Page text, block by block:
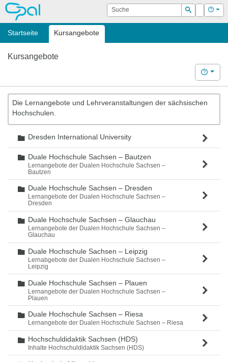
OPAL Suche
Suchen
Login Hilfe
Startseite Kursangebote
Kursangebote
Hilfe
Die Lernangebote und Lehrveranstaltungen der sächsischen
Hochschulen.
Ordner
Dresden International University
Ordner
Duale Hochschule Sachsen – Bautzen
Lernangebote der Dualen Hochschule Sachsen –
Bautzen
Ordner
Duale Hochschule Sachsen – Dresden
Lernangebote der Dualen Hochschule Sachsen –
Dresden
Ordner
Duale Hochschule Sachsen – Glauchau
Lernangebote der Dualen Hochschule Sachsen –
Glauchau
Ordner
Duale Hochschule Sachsen – Leipzig
Lernabgebote der Dualen Hochschule Sachsen –
Leipzig
Ordner
Duale Hochschule Sachsen – Plauen
Lernangebote der Dualen Hochschule Sachsen –
Plauen
Ordner
Duale Hochschule Sachsen – Riesa
Lernangebote der Dualen Hochschule Sachsen – Riesa
Ordner
Hochschuldidaktik Sachsen (HDS)
Inhalte Hochschuldidaktik Sachsen (HDS)